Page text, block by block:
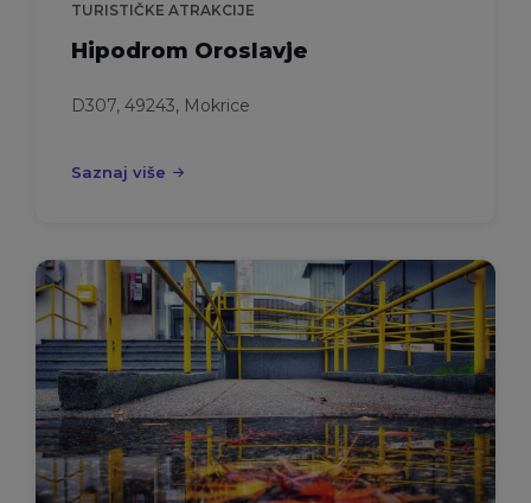
TURISTIČKE ATRAKCIJE
Hipodrom Oroslavje
D307, 49243, Mokrice
Saznaj više